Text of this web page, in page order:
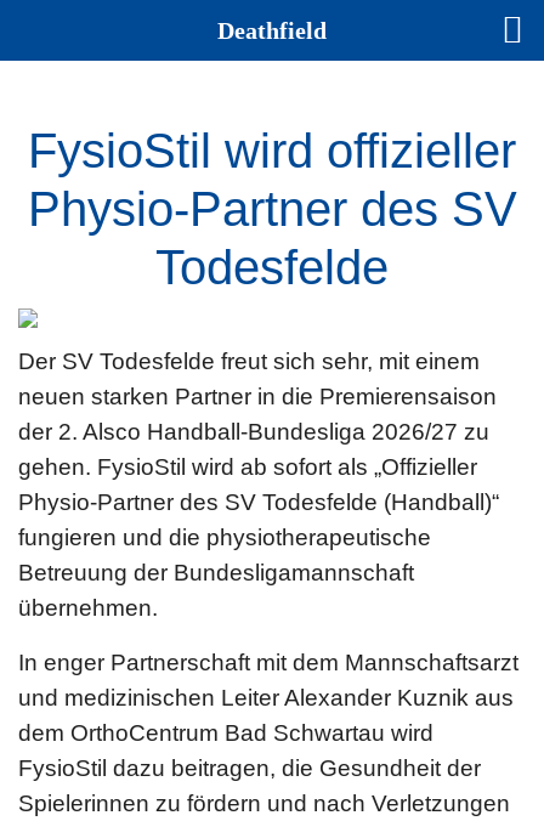
FysioStil wird offizieller
Physio-Partner des SV
Todesfelde
Der SV Todesfelde freut sich sehr, mit einem
neuen starken Partner in die Premierensaison
der 2. Alsco Handball-Bundesliga 2026/27 zu
gehen. FysioStil wird ab sofort als „Offizieller
Physio-Partner des SV Todesfelde (Handball)“
fungieren und die physiotherapeutische
Betreuung der Bundesligamannschaft
übernehmen.
In enger Partnerschaft mit dem Mannschaftsarzt
und medizinischen Leiter Alexander Kuznik aus
dem OrthoCentrum Bad Schwartau wird
FysioStil dazu beitragen, die Gesundheit der
Spielerinnen zu fördern und nach Verletzungen
Deathfield